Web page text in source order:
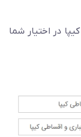
در اختیار شما